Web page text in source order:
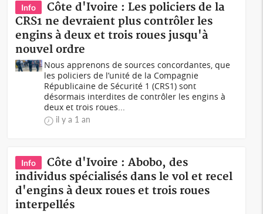
Info
Côte d'Ivoire : Les policiers de la
CRS1 ne devraient plus contrôler les
engins à deux et trois roues jusqu'à
nouvel ordre
Nous apprenons de sources concordantes, que
les policiers de l’unité de la Compagnie
Républicaine de Sécurité 1 (CRS1) sont
désormais interdites de contrôler les engins à
deux et trois roues...
il y a 1 an
Info
Côte d'Ivoire : Abobo, des
individus spécialisés dans le vol et recel
d'engins à deux roues et trois roues
interpellés